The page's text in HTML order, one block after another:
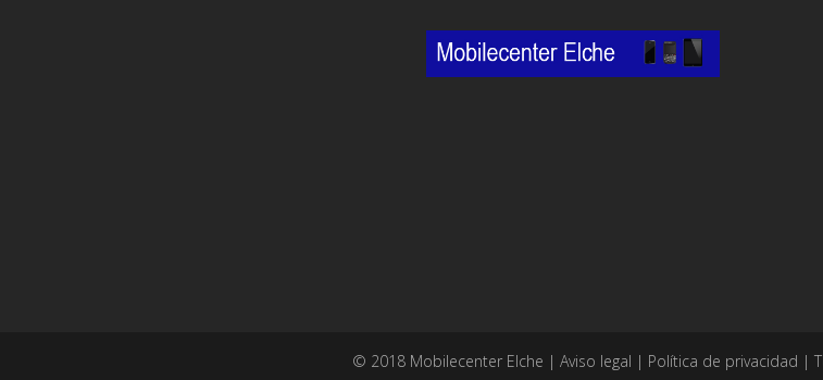
© 2018 Mobilecenter Elche | Aviso legal | Política de privacidad |